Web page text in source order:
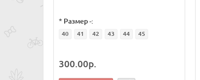
* Размер -:
40 41 42 43 44 45
300.00р.